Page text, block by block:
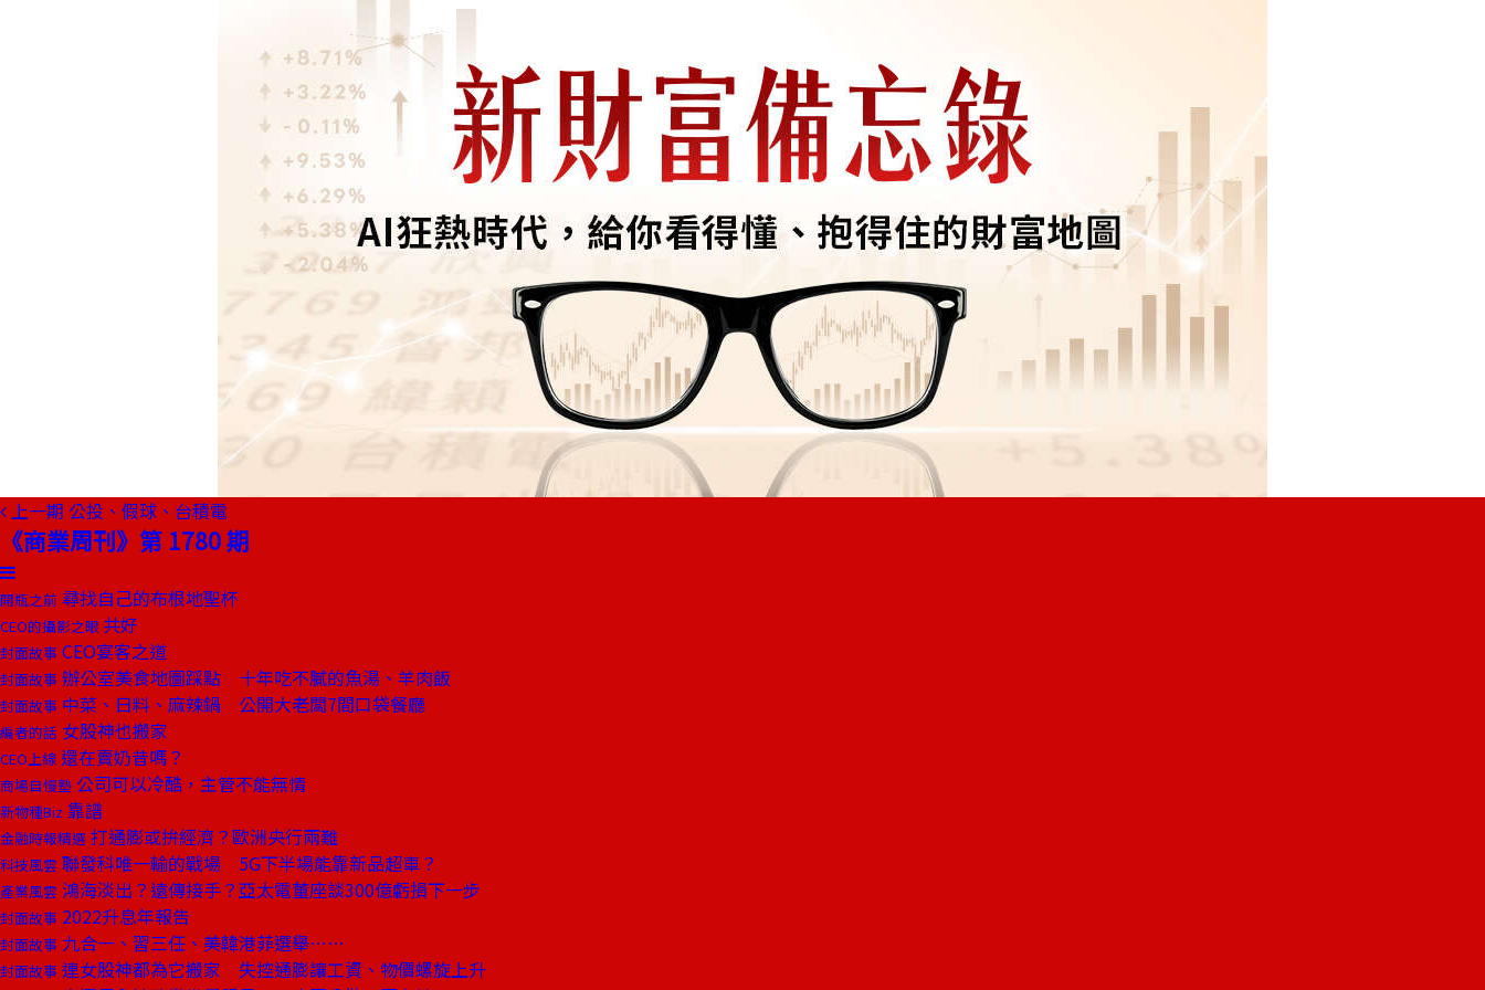
上一期 公投、假球、台積電
《商業周刊》第 1780 期
開瓶之前 尋找自己的布根地聖杯
CEO的攝影之眼 共好
封面故事 CEO宴客之道
封面故事 辦公室美食地圖踩點 十年吃不膩的魚湯、羊肉飯
封面故事 中菜、日料、麻辣鍋 公開大老闆7間口袋餐廳
編者的話 女股神也搬家
CEO上線 還在賣奶昔嗎？
商場自慢塾 公司可以冷酷，主管不能無情
新物種Biz 靠譜
金融時報精選 打通膨或拚經濟？歐洲央行兩難
科技風雲 聯發科唯一輸的戰場 5G下半場能靠新品超車？
產業風雲 鴻海淡出？遠傳接手？亞太電董座談300億虧損下一步
封面故事 2022升息年報告
封面故事 九合一、習三任、美韓港菲選舉……
封面故事 連女股神都為它搬家 失控通膨讓工資、物價螺旋上升